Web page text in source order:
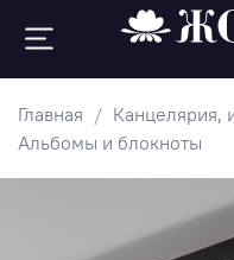
Главная
Канцелярия,
Альбомы и блокноты